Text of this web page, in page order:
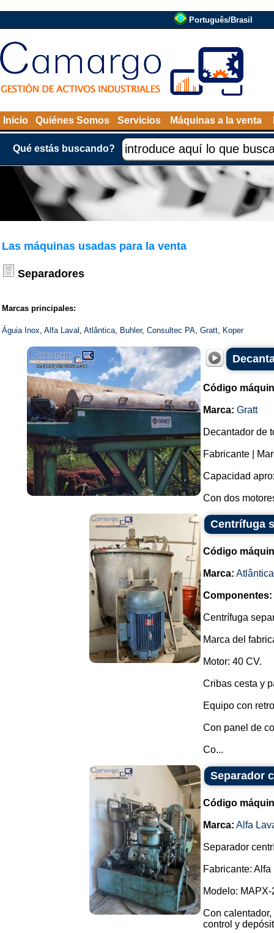
Português/Brasil
Inicio Quiénes Somos Servicios Máquinas a la venta
Qué estás buscando?
Las máquinas usadas para la venta
Separadores
Marcas principales:
Águia Inox, Alfa Laval , Atlântica, Buhler, Consultec PA, Gratt, Koper
Código
Marca: Gratt
Decantador de
Fabricante |
Capacidad
Con dos
Centrífuga
Código
Marca: Atlântica
Componentes:
Centrífuga
Marca del
Motor: 40 CV.
Cribas cesta y
Equipo con
Con panel de
Co...
Separador
Código
Marca: Alfa
Separador
Fabricante: Alfa
Modelo: MAPX-
Con
control y